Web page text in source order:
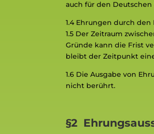
auch für den
1.4 Ehrungen durch
1.5 Der Zeitraum
Gründe kann die Frist
bleibt der Zeitpunkt
1.6 Die Ausgabe von
nicht berührt.
§2